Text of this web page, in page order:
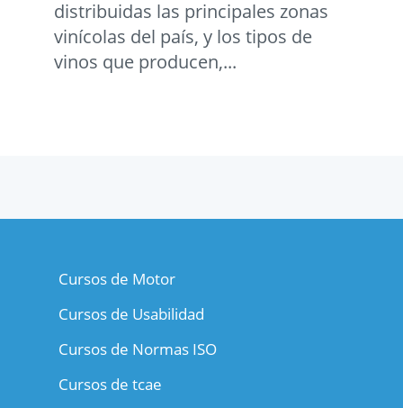
distribuidas las principales zonas
vinícolas del país, y los tipos de
vinos que producen,...
Cursos de Motor
Cursos de Usabilidad
Cursos de Normas ISO
Cursos de tcae